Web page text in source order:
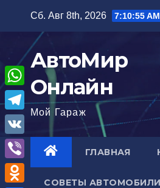
содержимому
Сб. Авг 8th, 2026 7:10:56 AM
АвтоМир
Онлайн
Мой Гараж
ГЛАВНАЯ
СОВЕТЫ
W
h
a
T
e
l
e
V
K
V